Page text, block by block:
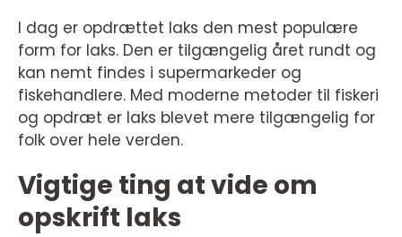
I dag er opdrættet laks den mest populære
form for laks. Den er tilgængelig året rundt og
kan nemt findes i supermarkeder og
fiskehandlere. Med moderne metoder til fiskeri
og opdræt er laks blevet mere tilgængelig for
folk over hele verden.
Vigtige ting at vide om
opskrift laks